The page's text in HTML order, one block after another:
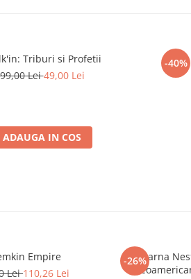
si
Triburi si Profetii
99,00 Lei49,00 Lei
ADAUGA IN COS
-40%
Empire
Lei110,26 Lei
-26%Iarna